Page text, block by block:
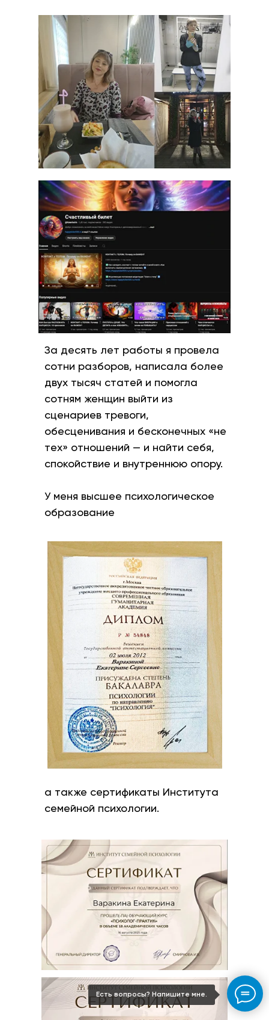
За десять лет работы я провела
сотни разборов, написала более
двух тысяч статей и помогла
сотням женщин выйти из
сценариев тревоги,
обесценивания и бесконечных «не
тех» отношений — и найти себя,
спокойствие и внутреннюю опору.
У меня высшее психологическое
образование
а также сертификаты Института
семейной психологии.
Есть вопросы? Напишите мне.